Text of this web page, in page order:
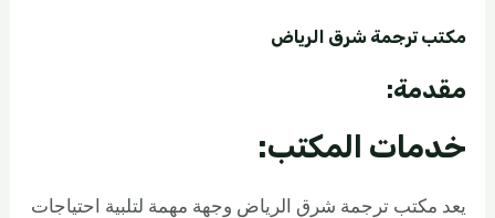
مكتب ترجمة شرق الرياض
مقدمة:
خدمات المكتب:
يعد مكتب ترجمة شرق الرياض وجهة مهمة لتلبية احتياجات